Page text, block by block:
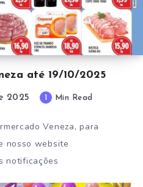
até 19/10/2025
2025 1 Min Read
Veneza, para
nosso website
notificações